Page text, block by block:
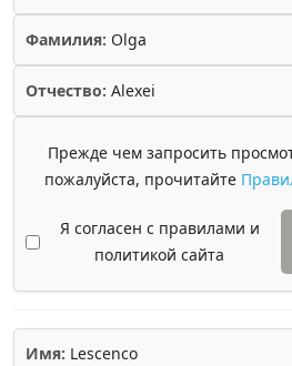
Фамилия: Olga
Отчество: Alexei
Прежде чем запросить
пожалуйста, прочитайте
Я согласен с правилами и
политикой сайта
Имя: Lescenco